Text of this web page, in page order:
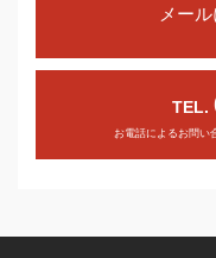
メー
TEL.
お電話によるお問い